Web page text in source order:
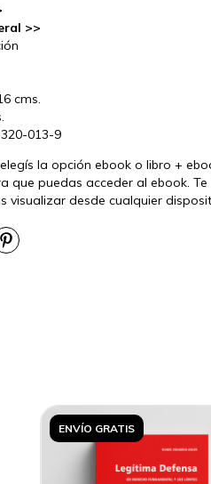
>>
cms.
013-9
la opción ebook o libro +
que puedas acceder al ebook.
visualizar desde cualquier
ENVÍO GRATIS